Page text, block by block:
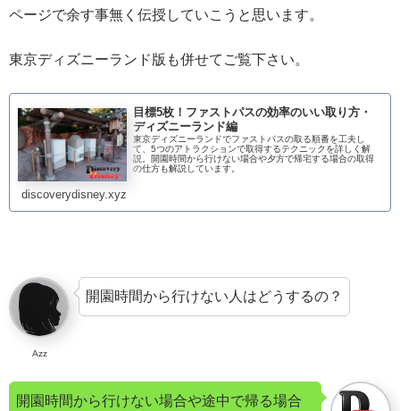
ページで余す事無く伝授していこうと思います。
東京ディズニーランド版も併せてご覧下さい。
目標5枚！ファストパスの効率のいい取り方・
ディズニーランド編
東京ディズニーランドでファストパスの取る順番を工夫し
て、5つのアトラクションで取得するテクニックを詳しく解
説。開園時間から行けない場合や夕方で帰宅する場合の取得
の仕方も解説しています。
discoverydisney.xyz
Azz
開園時間から行けない人はどうするの？
開園時間から行けない場合や途中で帰る場合